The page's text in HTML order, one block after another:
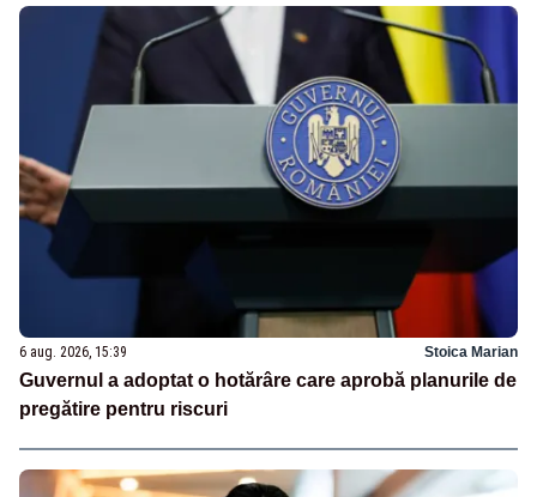
6 aug. 2026, 15:39 Stoica Marian
Guvernul a adoptat o hotărâre care aprobă planurile de
pregătire pentru riscuri